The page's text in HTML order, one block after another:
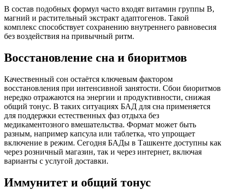
В состав подобных формул часто входят витамин группы B,
магний и растительный экстракт адаптогенов. Такой
комплекс способствует сохранению внутреннего равновесия
без воздействия на привычный ритм.
Восстановление сна и биоритмов
Качественный сон остаётся ключевым фактором
восстановления при интенсивной занятости. Сбои биоритмов
нередко отражаются на энергии и продуктивности, снижая
общий тонус. В таких ситуациях БАД для сна применяется
для поддержки естественных фаз отдыха без
медикаментозного вмешательства. Формат может быть
разным, например капсула или таблетка, что упрощает
включение в режим. Сегодня БАДы в Ташкенте доступны как
через розничный магазин, так и через интернет, включая
варианты с услугой доставки.
Иммунитет и общий тонус